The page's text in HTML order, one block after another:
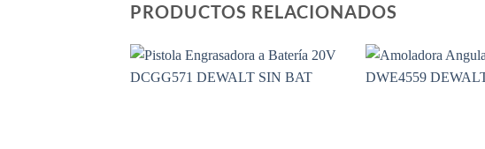
PRODUCTOS RELACIONADOS